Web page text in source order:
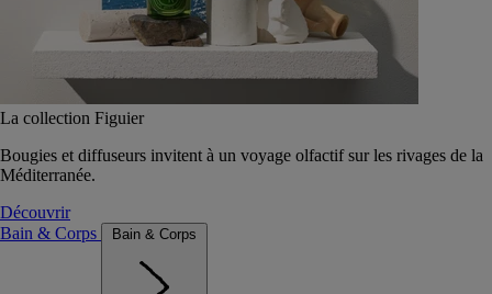
La collection Figuier
Bougies et diffuseurs invitent à un voyage olfactif sur les rivages de la
Méditerranée.
Découvrir
Bain & Corps
Bain & Corps